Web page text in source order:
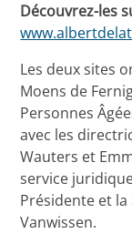
Découvrez-les
Les deux sites
Moens de
Personnes
avec les
Wauters et
service
Présidente et la
Vanwissen.